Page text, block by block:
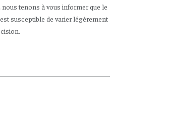
tenons à vous informer que le
susceptible de varier légèrement